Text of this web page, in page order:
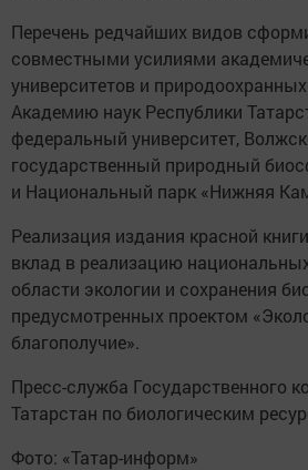
Перечень редчайших видов
совместными усилиями
университетов и
Академию наук Республики
федеральный университет,
государственный природный
и Национальный парк «Нижняя
Реализация издания красной
вклад в реализацию
области экологии и сохранения
предусмотренных проектом
благополучие».
Пресс-служба Государственного
Татарстан по биологическим
Фото: «Татар-информ»